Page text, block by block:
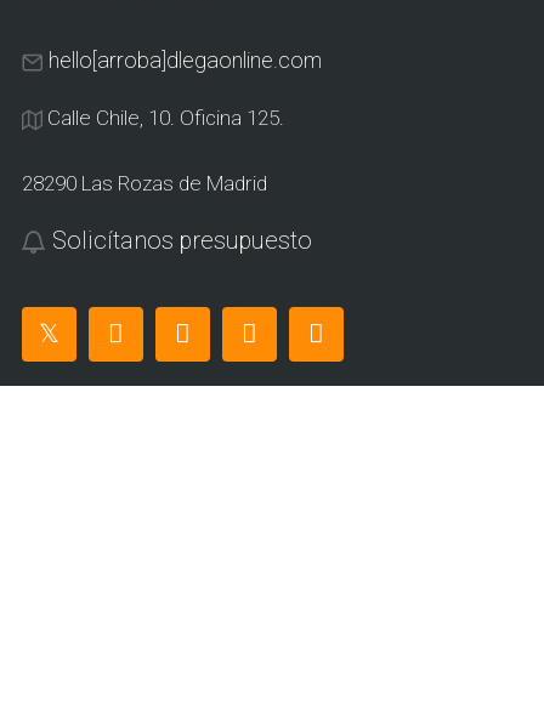
hello[arroba]dlegaonline.com
Calle Chile, 10. Oficina 125.
28290 Las Rozas de Madrid
Solicítanos presupuesto